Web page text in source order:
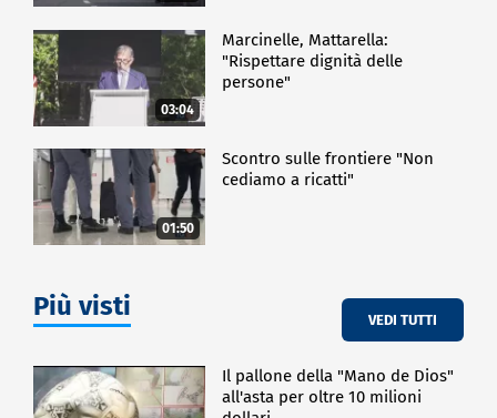
03:04
Marcinelle, Mattarella:
"Rispettare dignità delle
persone"
01:50
Scontro sulle frontiere "Non
cediamo a ricatti"
Più visti VEDI TUTTI
Il pallone della "Mano de Dios"
all'asta per oltre 10 milioni